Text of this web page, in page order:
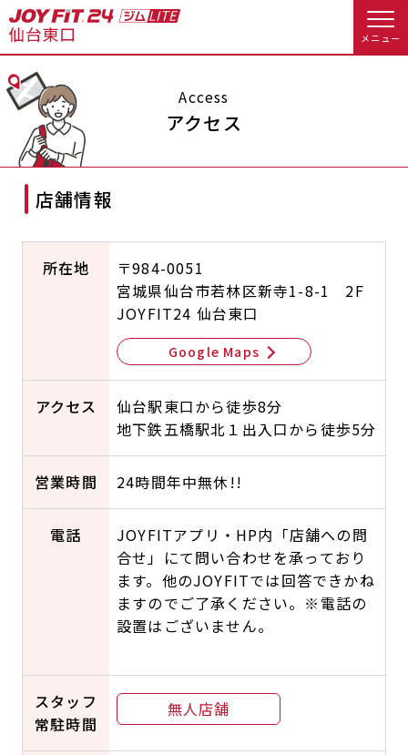
メニュー
店舗トップ
会員の方へトップ
会員様へのお知らせ 休会お手続き
アクセス
店舗情報・サービス よくあるご質問
店舗へのお問い合わせ
入会のお手続きをする
入会を悩まれている方へトップ
料金のご案内
アクセス 店舗情報・サービス
店舗へのお問い合わせ
JOYFIT総合トップ JOYFIT
JOYFIT24 JOYFIT YOGA
Access
アクセス
店舗情報
所在地
〒984-0051
宮城県仙台市若林区新寺1-8-1 2F
JOYFIT24 仙台東口
Google Maps
アクセス
仙台駅東口から徒歩8分
地下鉄五橋駅北１出入口から徒歩5分
営業時間 24時間年中無休!!
電話
JOYFITアプリ・HP内「店舗への問
合せ」にて問い合わせを承っており
ます。他のJOYFITでは回答できかね
ますのでご了承ください。※電話の
設置はございません。
スタッフ
常駐時間
無人店舗